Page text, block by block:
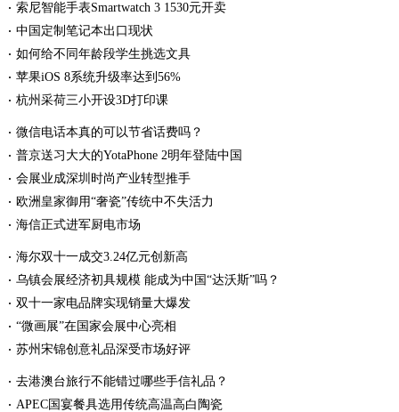
索尼智能手表Smartwatch 3 1530元开卖
中国定制笔记本出口现状
如何给不同年龄段学生挑选文具
苹果iOS 8系统升级率达到56%
杭州采荷三小开设3D打印课
微信电话本真的可以节省话费吗？
普京送习大大的YotaPhone 2明年登陆中国
会展业成深圳时尚产业转型推手
欧洲皇家御用“奢瓷”传统中不失活力
海信正式进军厨电市场
海尔双十一成交3.24亿元创新高
乌镇会展经济初具规模 能成为中国“达沃斯”吗？
双十一家电品牌实现销量大爆发
“微画展”在国家会展中心亮相
苏州宋锦创意礼品深受市场好评
去港澳台旅行不能错过哪些手信礼品？
APEC国宴餐具选用传统高温高白陶瓷